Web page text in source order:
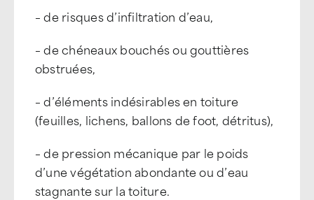
– de risques d’infiltration d’eau,
– de chéneaux bouchés ou gouttières
obstruées,
– d’éléments indésirables en toiture
(feuilles, lichens, ballons de foot, détritus),
– de pression mécanique par le poids
d’une végétation abondante ou d’eau
stagnante sur la toiture.